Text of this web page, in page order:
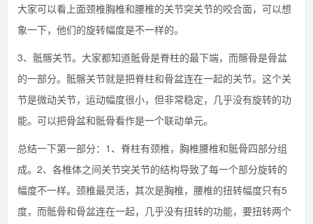
大家可以看上面颈椎胸椎和腰椎的关节突关节的咬合面，可以想
象一下，他们的旋转幅度是不一样的。
3、骶髂关节。大家都知道骶骨是脊柱的最下端，而髂骨是骨盆
的一部分。骶髂关节就是把脊柱和骨盆连在一起的关节。这个关
节是微动关节，运动幅度很小，但非常稳定，几乎没有旋转的功
能。可以把骨盆和骶骨看作是一个联动单元。
总结一下第一部分：1、脊柱有颈椎，胸椎腰椎和骶骨四部分组
成。2、各椎体之间关节突关节的结构导致了每一个部分旋转的
幅度不一样。颈椎最灵活，其次是胸椎，腰椎的扭转幅度只有5
度，而骶骨和骨盆连在一起，几乎没有扭转的功能，要扭转两个